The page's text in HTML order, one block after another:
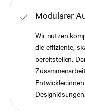
Modularer
Wir nutzen
die effiziente,
bereitstellen.
Designlösungen.